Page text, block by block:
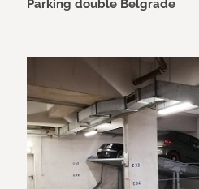
Parking double Belgrade